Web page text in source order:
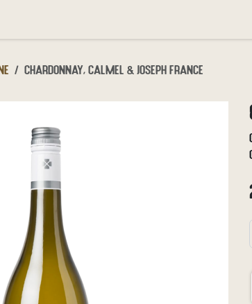
Chardonnay, Calmel & Joseph France